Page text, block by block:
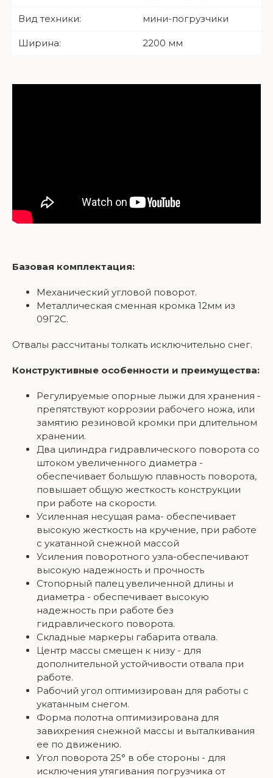
Вид техники: мини-погрузчики
Ширина: 2200 мм
Базовая комплектация:
Механический угловой поворот.
Металлическая сменная кромка 12мм из
09Г2С.
Отвалы рассчитаны толкать исключительно снег.
Конструктивные особенности и преимущества:
Регулируемые опорные лыжи для хранения -
препятствуют коррозии рабочего ножа, или
замятию резиновой кромки при длительном
хранении.
Два цилиндра гидравлического поворота со
штоком увеличенного диаметра -
обеспечивает большую плавность поворота,
повышает общую жесткость конструкции
при работе на скорости.
Усиленная несущая рама- обеспечивает
высокую жесткость на кручение, при работе
с укатанной снежной массой
Усиления поворотного узла-обеспечивают
высокую надежность и прочность
Стопорный палец увеличенной длины и
диаметра - обеспечивает высокую
надежность при работе без
гидравлического поворота.
Складные маркеры габарита отвала.
Центр массы смещен к низу - для
дополнительной устойчивости отвала при
работе.
Рабочий угол оптимизирован для работы с
укатанным снегом.
Форма полотна оптимизирована для
завихрения снежной массы и выталкивания
ее по движению.
Угол поворота 25° в обе стороны - для
исключения утягивания погрузчика от